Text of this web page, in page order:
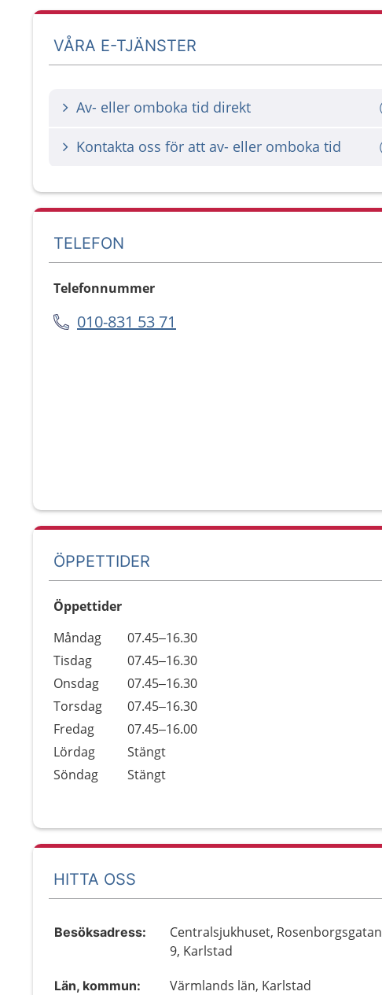
VÅRA E-TJÄNSTER
Av- eller omboka tid direkt
Kontakta oss för att av- eller omboka tid
TELEFON
Telefonnummer
010-831 53 71
ÖPPETTIDER
Öppettider
Dag
Öppettider
Kommentarer
Måndag
07.45–16.30
Tisdag
07.45–16.30
Onsdag
07.45–16.30
Torsdag
07.45–16.30
Fredag
07.45–16.00
Lördag
Stängt
Söndag
Stängt
HITTA OSS
Besöksadress:
Centralsjukhuset, Rosenborgsgatan
9, Karlstad
Län, kommun: Värmlands län, Karlstad